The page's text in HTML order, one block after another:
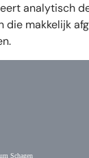
analytisch
die makkelijk